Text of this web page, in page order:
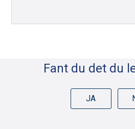
Fant du det du
JA